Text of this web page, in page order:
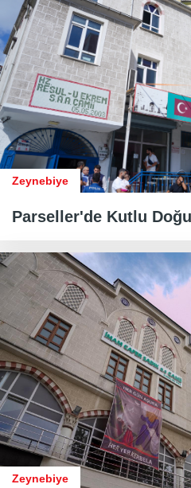
Zeynebiye
​​​​​​​Parseller'de Kutlu
Zeynebiye